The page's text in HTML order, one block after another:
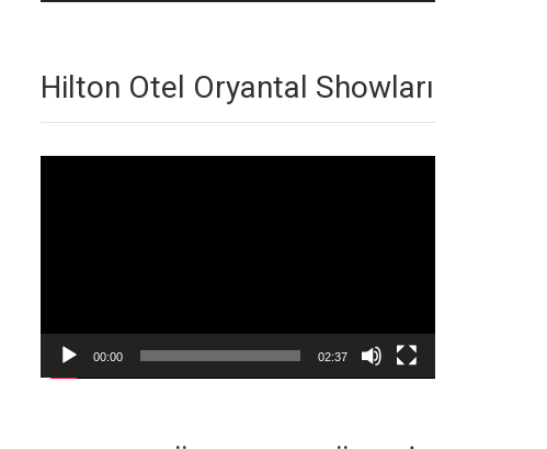
Hilton Otel Oryantal Showları
00:00 02:37